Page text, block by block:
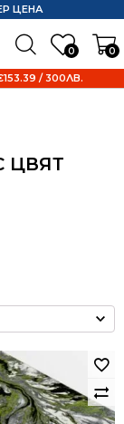
0 0
ЦЕНА
/ 300ЛВ.
ЦВЯТ